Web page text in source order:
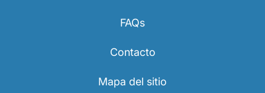
FAQs
Contacto
Mapa del sitio